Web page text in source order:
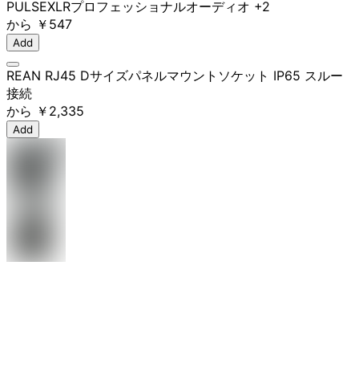
PULSEXLRプロフェッショナルオーディオ +2
から ￥547
Add
REAN RJ45 Dサイズパネルマウントソケット IP65 スルー
接続
から ￥2,335
Add